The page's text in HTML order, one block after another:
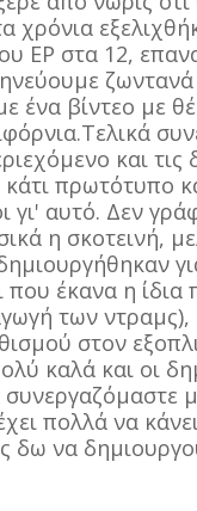
χρόνια
EP στα 12,
ένα βίντεο με
και
πρωτότυπο
γι' αυτό. Δεν
η σκοτεινή,
έκανα η
των
στον
καλά και οι
πολλά να
να